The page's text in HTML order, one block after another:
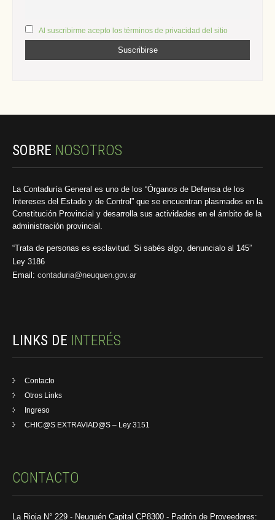
Al suscribirme acepto los términos de privacidad del sitio
SOBRE NOSOTROS
La Contaduría General es uno de los “Órganos de Defensa de los
Intereses del Estado y de Control” que se encuentran plasmados en la
Constitución Provincial y desarrolla sus actividades en el ámbito de la
administración provincial.
“Trata de personas es esclavitud. Si sabés algo, denuncialo al 145”
Ley 3186
Email: contaduria@neuquen.gov.ar
LINKS DE INTERÉS
Contacto
Otros Links
Ingreso
CHIC@S EXTRAVIAD@S – Ley 3151
CONTACTO
La Rioja N° 229 - Neuquén Capital CP8300 - Padrón de Proveedores: